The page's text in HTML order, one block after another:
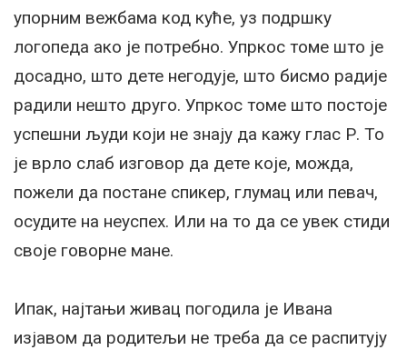
упорним вежбама код куће, уз подршку
логопеда ако је потребно. Упркос томе што је
досадно, што дете негодује, што бисмо радије
радили нешто друго. Упркос томе што постоје
успешни људи који не знају да кажу глас Р. То
је врло слаб изговор да дете које, можда,
пожели да постане спикер, глумац или певач,
осудите на неуспех. Или на то да се увек стиди
своје говорне мане.
Ипак, најтањи живац погодила је Ивана
изјавом да родитељи не треба да се распитују